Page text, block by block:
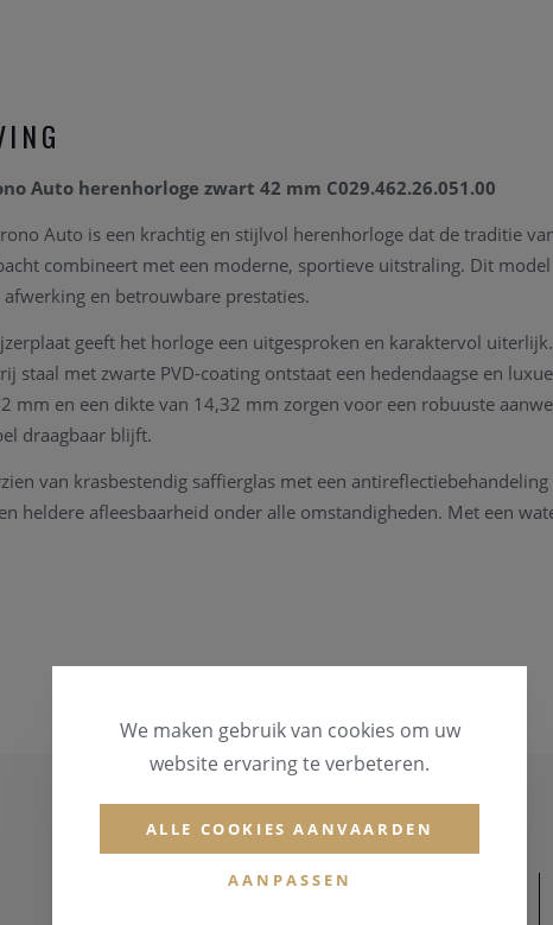
Auto herenhorloge zwart 42 mm C029.462.26.051.00
Auto is een krachtig en stijlvol herenhorloge dat de traditie
combineert met een moderne, sportieve uitstraling. Dit
en betrouwbare prestaties.
geeft het horloge een uitgesproken en karaktervol
staal met zwarte PVD-coating ontstaat een hedendaagse en
mm en een dikte van 14,32 mm zorgen voor een robuuste
draagbaar blijft.
van krasbestendig saffierglas met een
heldere afleesbaarheid onder alle omstandigheden. Met een
staal maakt het geheel compleet en garandeert een veilige
Auto is de ideale keuze voor de man die op zoek is naar een
technisch karakter.
We maken gebruik van cookies om uw
website ervaring te verbeteren.
ALLE COOKIES AANVAARDEN
AANPASSEN